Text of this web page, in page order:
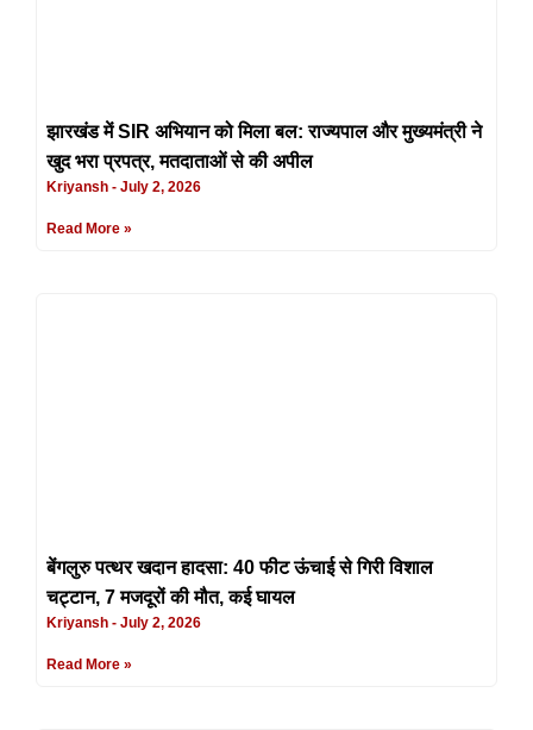
झारखंड में SIR अभियान को मिला बल: राज्यपाल और मुख्यमंत्री ने
खुद भरा प्रपत्र, मतदाताओं से की अपील
Kriyansh July 2, 2026
Read More »
बेंगलुरु पत्थर खदान हादसा: 40 फीट ऊंचाई से गिरी विशाल
चट्टान, 7 मजदूरों की मौत, कई घायल
Kriyansh July 2, 2026
Read More »